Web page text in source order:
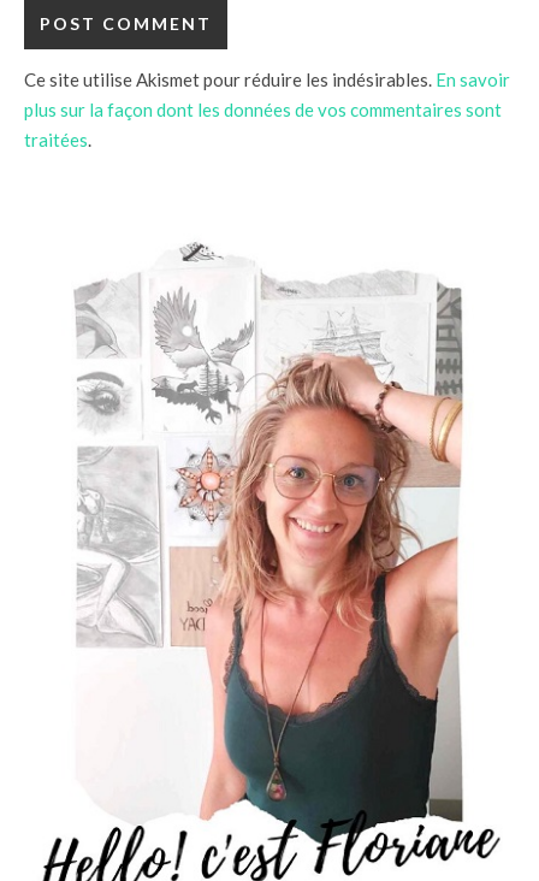
Ce site utilise Akismet pour réduire les indésirables. En savoir
plus sur la façon dont les données de vos commentaires sont
traitées.